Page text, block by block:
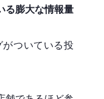
膨大な情報量
がついている投